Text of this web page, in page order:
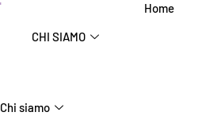
CHI SIAMO
Home
Chi siamo